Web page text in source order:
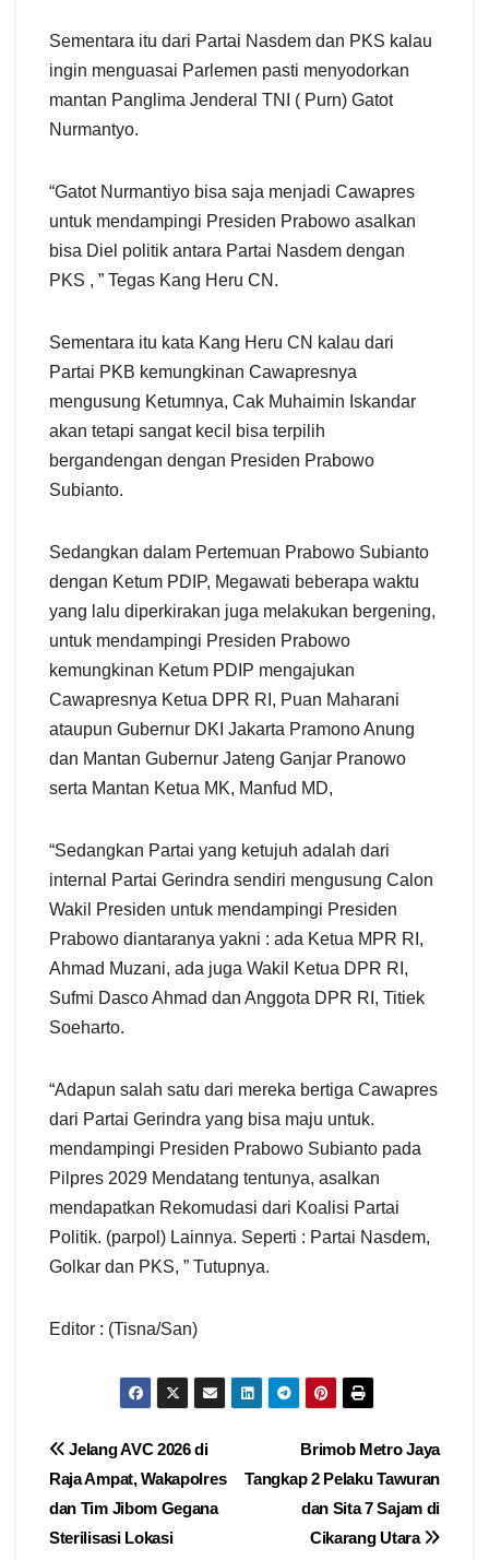
Sementara itu dari Partai Nasdem dan PKS kalau
ingin menguasai Parlemen pasti menyodorkan
mantan Panglima Jenderal TNI ( Purn) Gatot
Nurmantyo.
“Gatot Nurmantiyo bisa saja menjadi Cawapres
untuk mendampingi Presiden Prabowo asalkan
bisa Diel politik antara Partai Nasdem dengan
PKS , ” Tegas Kang Heru CN.
Sementara itu kata Kang Heru CN kalau dari
Partai PKB kemungkinan Cawapresnya
mengusung Ketumnya, Cak Muhaimin Iskandar
akan tetapi sangat kecil bisa terpilih
bergandengan dengan Presiden Prabowo
Subianto.
Sedangkan dalam Pertemuan Prabowo Subianto
dengan Ketum PDIP, Megawati beberapa waktu
yang lalu diperkirakan juga melakukan bergening,
untuk mendampingi Presiden Prabowo
kemungkinan Ketum PDIP mengajukan
Cawapresnya Ketua DPR RI, Puan Maharani
ataupun Gubernur DKI Jakarta Pramono Anung
dan Mantan Gubernur Jateng Ganjar Pranowo
serta Mantan Ketua MK, Manfud MD,
“Sedangkan Partai yang ketujuh adalah dari
internal Partai Gerindra sendiri mengusung Calon
Wakil Presiden untuk mendampingi Presiden
Prabowo diantaranya yakni : ada Ketua MPR RI,
Ahmad Muzani, ada juga Wakil Ketua DPR RI,
Sufmi Dasco Ahmad dan Anggota DPR RI, Titiek
Soeharto.
“Adapun salah satu dari mereka bertiga Cawapres
dari Partai Gerindra yang bisa maju untuk.
mendampingi Presiden Prabowo Subianto pada
Pilpres 2029 Mendatang tentunya, asalkan
mendapatkan Rekomudasi dari Koalisi Partai
Politik. (parpol) Lainnya. Seperti : Partai Nasdem,
Golkar dan PKS, ” Tutupnya.
Editor : (Tisna/San)
Navigasi
pos
Brimob Metro Jaya
Tangkap 2 Pelaku Tawuran
dan Sita 7 Sajam di
Cikarang Utara
Jelang AVC 2026 di
Raja Ampat, Wakapolres
dan Tim Jibom Gegana
Sterilisasi Lokasi